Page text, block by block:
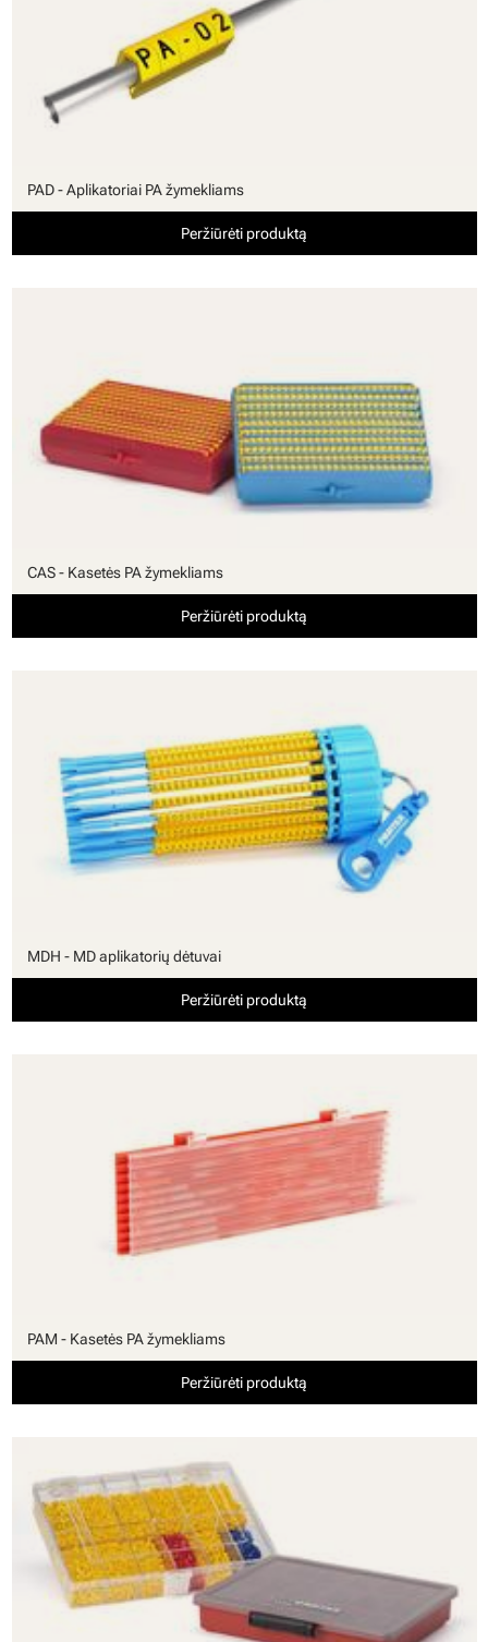
PAD - Aplikatoriai PA žymekliams
Peržiūrėti produktą
CAS - Kasetės PA žymekliams
Peržiūrėti produktą
MDH - MD aplikatorių dėtuvai
Peržiūrėti produktą
PAM - Kasetės PA žymekliams
Peržiūrėti produktą